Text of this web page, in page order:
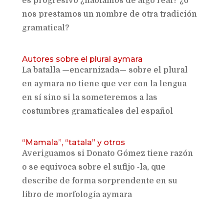
nos prestamos un nombre de otra tradición
gramatical?
Autores sobre el plural aymara
La batalla —encarnizada— sobre el plural
en aymara no tiene que ver con la lengua
en sí sino si la someteremos a las
costumbres gramaticales del español
“Mamala”, “tatala” y otros
Averiguamos si Donato Gómez tiene razón
o se equivoca sobre el sufijo -la, que
describe de forma sorprendente en su
libro de morfología aymara